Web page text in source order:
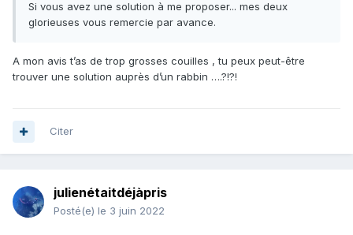
Si vous avez une solution à me proposer... mes deux
glorieuses vous remercie par avance.
A mon avis t’as de trop grosses couilles , tu peux peut-être
trouver une solution auprès d’un rabbin ….?!?!
Citer
julienétaitdéjàpris
Posté(e) le 3 juin 2022